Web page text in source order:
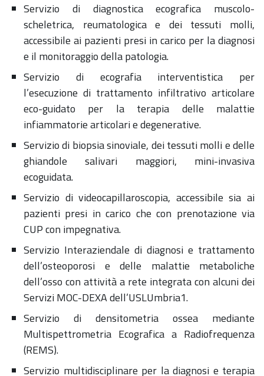
Servizio di diagnostica ecografica muscolo-
scheletrica, reumatologica e dei tessuti molli,
accessibile ai pazienti presi in carico per la diagnosi
e il monitoraggio della patologia.
Servizio di ecografia interventistica per
l’esecuzione di trattamento infiltrativo articolare
eco-guidato per la terapia delle malattie
infiammatorie articolari e degenerative.
Servizio di biopsia sinoviale, dei tessuti molli e delle
ghiandole salivari maggiori, mini-invasiva
ecoguidata.
Servizio di videocapillaroscopia, accessibile sia ai
pazienti presi in carico che con prenotazione via
CUP con impegnativa.
Servizio Interaziendale di diagnosi e trattamento
dell’osteoporosi e delle malattie metaboliche
dell’osso con attività a rete integrata con alcuni dei
Servizi MOC-DEXA dell’USLUmbria1.
Servizio di densitometria ossea mediante
Multispettrometria Ecografica a Radiofrequenza
(REMS).
Servizio multidisciplinare per la diagnosi e terapia